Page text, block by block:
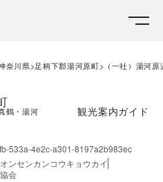
奈川県 足柄下郡湯河原町 （一社）湯河
鶴・湯河
観光案内ガイド
533a-4e2c-a301-8197a2b983ec
ンセンカンコウキョウカイ
会